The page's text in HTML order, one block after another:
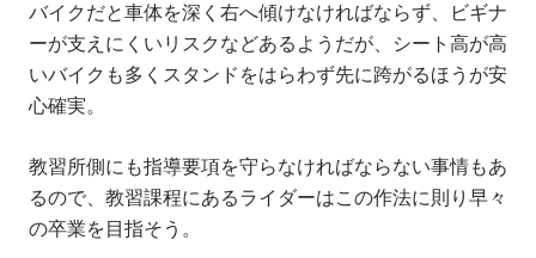
バイクだと車体を深く右へ傾けなければならず、ビギナ
ーが支えにくいリスクなどあるようだが、シート高が高
いバイクも多くスタンドをはらわず先に跨がるほうが安
心確実。
教習所側にも指導要項を守らなければならない事情もあ
るので、教習課程にあるライダーはこの作法に則り早々
の卒業を目指そう。